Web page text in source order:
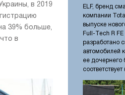
в 2019
39% больше,
в
ELF, бренд
компании
выпуске
Full-Tech R
разработано
автомобилей
ее дочернего
соответствует